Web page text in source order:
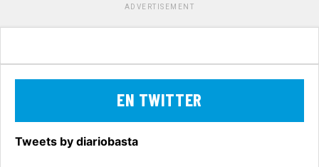
ADVERTISEMENT
EN TWITTER
Tweets by diariobasta